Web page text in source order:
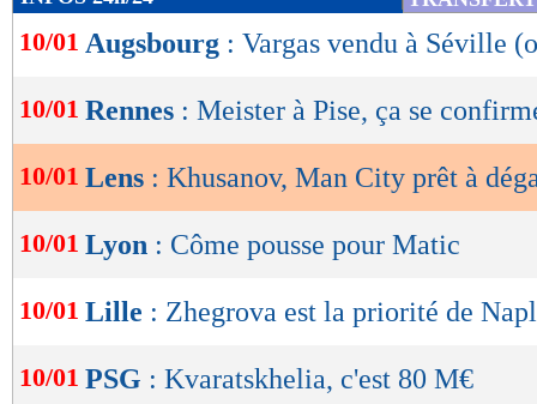
de
lecture
OK
10/01 Augsbourg : Vargas vendu à Séville
10/01 Rennes : Meister à Pise, ça se
10/01 Lens : Khusanov, Man City prêt à
10/01 Lyon : Côme pousse pour Matic
10/01 Lille : Zhegrova est la priorité de
10/01 PSG : Kvaratskhelia, c'est 80 M€